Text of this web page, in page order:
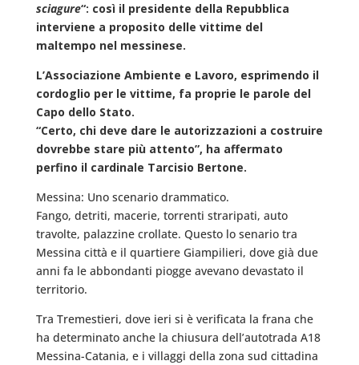
sciagure“: così il presidente della Repubblica
interviene a proposito delle vittime del
maltempo nel messinese.
L’Associazione Ambiente e Lavoro, esprimendo il
cordoglio per le vittime, fa proprie le parole del
Capo dello Stato.
“Certo, chi deve dare le autorizzazioni a costruire
dovrebbe stare più attento”, ha affermato
perfino il cardinale Tarcisio Bertone.
Messina: Uno scenario drammatico.
Fango, detriti, macerie, torrenti straripati, auto
travolte, palazzine crollate. Questo lo senario tra
Messina città e il quartiere Giampilieri, dove già due
anni fa le abbondanti piogge avevano devastato il
territorio.
Tra Tremestieri, dove ieri si è verificata la frana che
ha determinato anche la chiusura dell’autotrada A18
Messina-Catania, e i villaggi della zona sud cittadina